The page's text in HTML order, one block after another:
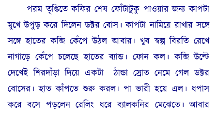
পরম তৃপ্তিতে কফির শেষ ফোঁটাটুকু পাওয়ার জন্য কাপটা
মুখে উপুড় করে দিলেন ডক্টর বোস। কাপটা নামিয়ে রাখার সঙ্গে
সঙ্গে হাতের কব্জি কেঁপে উঠল আবার। খুব স্বল্প বিরতি রেখে
নাগাড়ে কেঁপে চলেছে হাতের ব্যান্ড। ফোন কল। কব্জি উল্টে
দেখেই শিরদাঁড়া দিয়ে একটা ঠান্ডা স্রোত নেমে গেল ডক্টর
বোসের। হাত কাঁপতে শুরু করল। পা ভারী হয়ে এল। ধপাস
করে বসে পড়লেন রেলিং ধরে ব্যালকনির মেঝেতে। আবার